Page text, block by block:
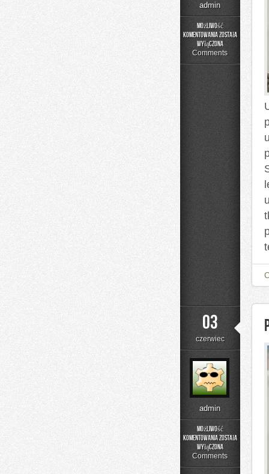
admin
Możliwość
komentowania
Poradnik
Prania
została
wyłączona
Comments
03
czerwiec
admin
Możliwość
komentowania
Poradnik
Rodzica
została
wyłączona
Comments